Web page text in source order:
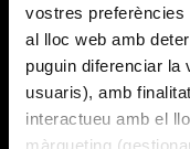
vostres preferències
al lloc web amb
puguin diferenciar la
usuaris), amb
interactueu amb el
màrqueting